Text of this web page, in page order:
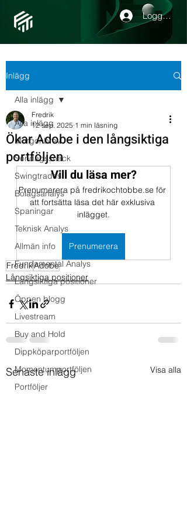
Logga in
Inlägg
Alla inlägg
Morgonbrev
Söndagssnack
Swingtrades
Bolagsanalys
Spaningar
Teknisk Analys
Allmän info
Fundamental Analys
Långsiktiga positioner
Öppen blogg
Livestream
Buy and Hold
Dippköparportföljen
Momentumportföljen
Portföljer
Alla inlägg
Ökar Adobe i den långsiktiga
portföljen
Fredrik
12 sep. 2025 1 min läsning
Vill du läsa mer?
Prenumerera på fredrikochtobbe.se för
att fortsätta läsa det här exklusiva
inlägget.
Prenumerera
FredrikAdobe
Långsiktiga positioner
Senaste inlägg Visa alla